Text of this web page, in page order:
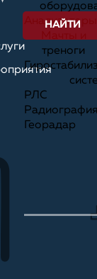
Анализаторы
треноги
РЛС
Георадар
НАЙТИ